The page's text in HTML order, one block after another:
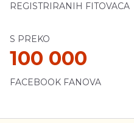
REGISTRIRANIH FITOVACA
S PREKO
100 000
FACEBOOK FANOVA